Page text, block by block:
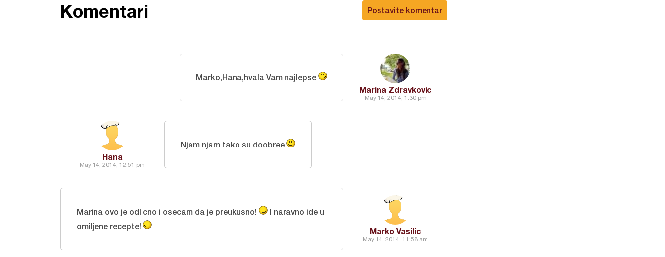
Postavite komentar
Komentari
Marina Zdravkovic
May 14, 2014, 1:30 pm
Marko,Hana,hvala Vam najlepse
Hana
May 14, 2014, 12:51 pm
Njam njam tako su doobree
Marko Vasilic
May 14, 2014, 11:58 am
Marina ovo je odlicno i osecam da je preukusno!
I naravno ide u
omiljene recepte!